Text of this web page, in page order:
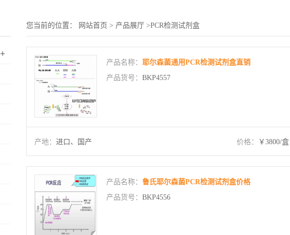
+
您当前的位置： 网站首页 > 产品展厅 >PCR检测试剂盒
产品名称： 耶尔森菌通用PCR检测试剂盒直销
产品货号： BKP4557
产地： 进口、国产 价格： ￥3800/盒
产品名称： 鲁氏耶尔森菌PCR检测试剂盒价格
产品货号： BKP4556